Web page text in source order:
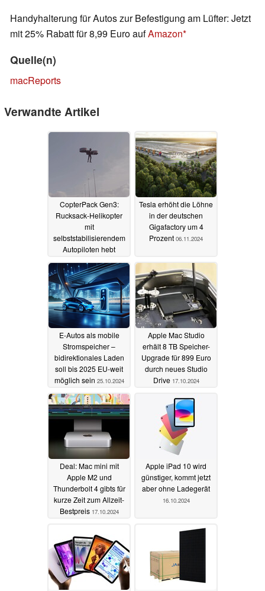
Handyhalterung für Autos zur Befestigung am Lüfter: Jetzt
mit 25% Rabatt für 8,99 Euro aufAmazon
Quelle(n)
macReports
Verwandte Artikel
CopterPack Gen3:
Rucksack-Helikopter
mit
selbststabilisierendem
Autopiloten hebt
erstmals ab23.10.2025
Tesla erhöht die Löhne
in der deutschen
Gigafactory um 4
Prozent 06.11.2024
E-Autos als mobile
Stromspeicher –
bidirektionales Laden
soll bis 2025 EU-weit
möglich sein 25.10.2024
Apple Mac Studio
erhält 8 TB Speicher-
Upgrade für 899 Euro
durch neues Studio
Drive 17.10.2024
Deal: Mac mini mit
Apple M2 und
Thunderbolt 4 gibts für
kurze Zeit zum Allzeit-
Bestpreis 17.10.2024
Apple iPad 10 wird
günstiger, kommt jetzt
aber ohne Ladegerät
16.10.2024